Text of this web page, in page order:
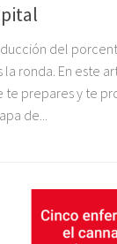
del
la ronda. En este
te prepares y te
de...